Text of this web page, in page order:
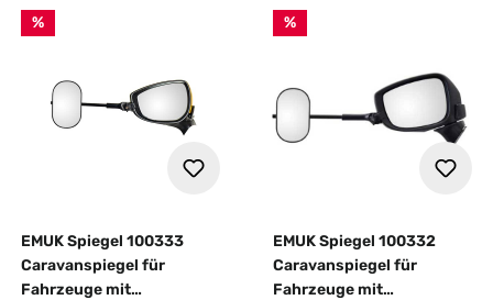
%
EMUK Spiegel 100333
Caravanspiegel für
Fahrzeuge mit
%
EMUK Spiegel 100332
Caravanspiegel für
Fahrzeuge mit